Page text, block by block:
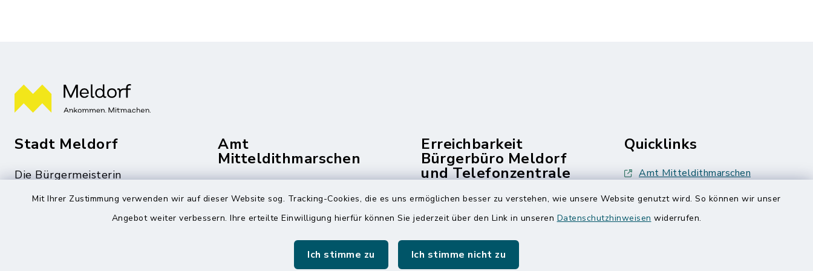
Mit Ihrer Zustimmung verwenden wir auf dieser Website sog. Tracking-Cookies, die es uns ermöglichen besser zu verstehen, wie unsere Website genutzt wird. So können wir unser
Angebot weiter verbessern. Ihre erteilte Einwilligung hierfür können Sie jederzeit über den Link in unseren Datenschutzhinweisen widerrufen.
Ich stimme zu Ich stimme nicht zu
Stadt Meldorf
Die Bürgermeisterin
Zingelstraße 2
Amt
Mitteldithmarschen
25704 Meldorf
04832 6065-215
Erreichbarkeit
Bürgerbüro Meldorf
und Telefonzentrale
Montag und Freitag
7:00 Uhr - 12:00 Uhr
Dienstag und Donnerstag
Quicklinks
Amt Mitteldithmarschen
Speicherkoog Meldorfer Koog
Nationalpark Wattenmeer